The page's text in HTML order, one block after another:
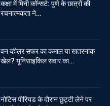
कक्षा में मिनी कॉन्सर्ट: पुणे के छात्रों की
रचनात्मकता ने…
वन व्हीलर सफर का कमाल या खतरनाक
खेल? यूनिसाइकिल सवार का…
नोटिस पीरियड के दौरान छुट्टी लेने पर